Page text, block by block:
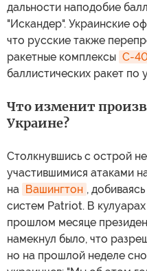
дальности наподобие
"Искандер". Украинские
что русские также
ракетные комплексы С-
баллистических ракет по
Что изменит
Украине?
Столкнувшись с острой
участившимися атаками
на Вашингтон ,
систем Patriot. В
прошлом месяце
намекнул было, что
но на прошлой неделе